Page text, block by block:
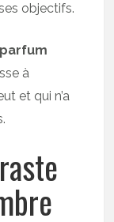
objectifs.
parfum
à
et qui n’a